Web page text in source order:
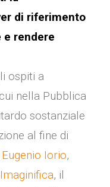
di riferimento
e rendere
ospiti a
nella Pubblica
sostanziale
al fine di
Eugenio Iorio,
Imaginifica, il